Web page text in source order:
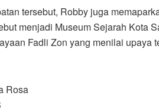
tersebut, Robby juga
menjadi Museum Sejarah Kota
Fadli Zon yang menilai upaya
Rosa